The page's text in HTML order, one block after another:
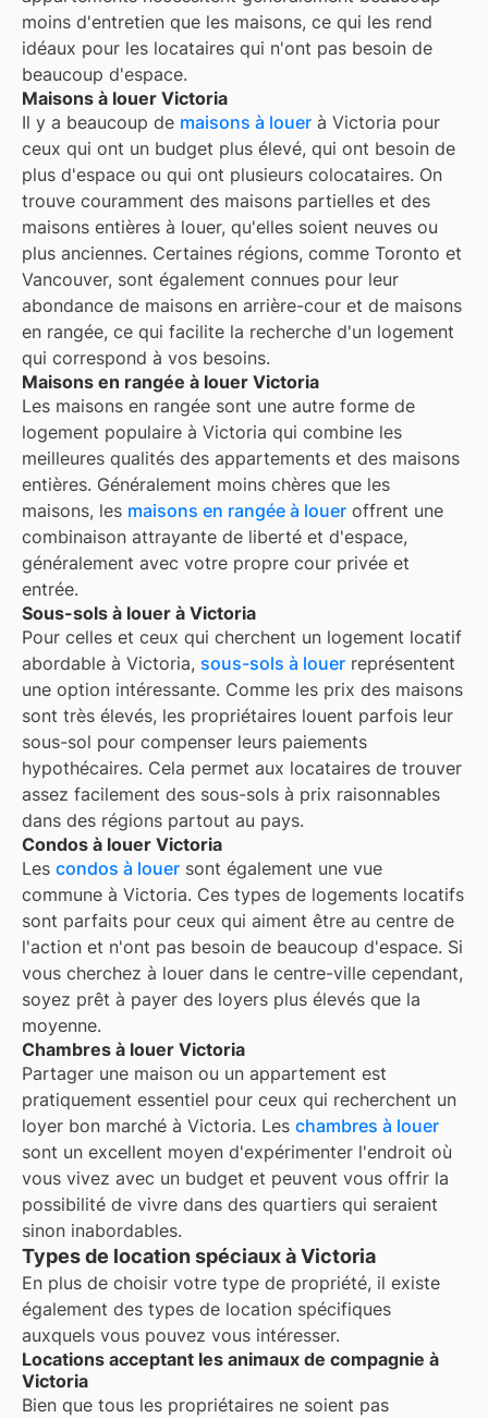
moins d'entretien que les maisons, ce qui les rend
idéaux pour les locataires qui n'ont pas besoin de
beaucoup d'espace.
Maisons à louer Victoria
Il y a beaucoup de maisons à louer à Victoria pour
ceux qui ont un budget plus élevé, qui ont besoin de
plus d'espace ou qui ont plusieurs colocataires. On
trouve couramment des maisons partielles et des
maisons entières à louer, qu'elles soient neuves ou
plus anciennes. Certaines régions, comme Toronto et
Vancouver, sont également connues pour leur
abondance de maisons en arrière-cour et de maisons
en rangée, ce qui facilite la recherche d'un logement
qui correspond à vos besoins.
Maisons en rangée à louer Victoria
Les maisons en rangée sont une autre forme de
logement populaire à Victoria qui combine les
meilleures qualités des appartements et des maisons
entières. Généralement moins chères que les
maisons, les maisons en rangée à louer offrent une
combinaison attrayante de liberté et d'espace,
généralement avec votre propre cour privée et
entrée.
Sous-sols à louer à Victoria
Pour celles et ceux qui cherchent un logement locatif
abordable à Victoria, sous-sols à louer représentent
une option intéressante. Comme les prix des maisons
sont très élevés, les propriétaires louent parfois leur
sous-sol pour compenser leurs paiements
hypothécaires. Cela permet aux locataires de trouver
assez facilement des sous-sols à prix raisonnables
dans des régions partout au pays.
Condos à louer Victoria
Les condos à louer sont également une vue
commune à Victoria. Ces types de logements locatifs
sont parfaits pour ceux qui aiment être au centre de
l'action et n'ont pas besoin de beaucoup d'espace. Si
vous cherchez à louer dans le centre-ville cependant,
soyez prêt à payer des loyers plus élevés que la
moyenne.
Chambres à louer Victoria
Partager une maison ou un appartement est
pratiquement essentiel pour ceux qui recherchent un
loyer bon marché à Victoria. Les chambres à louer
sont un excellent moyen d'expérimenter l'endroit où
vous vivez avec un budget et peuvent vous offrir la
possibilité de vivre dans des quartiers qui seraient
sinon inabordables.
Types de location spéciaux à Victoria
En plus de choisir votre type de propriété, il existe
également des types de location spécifiques
auxquels vous pouvez vous intéresser.
Locations acceptant les animaux de compagnie à
Victoria
Bien que tous les propriétaires ne soient pas